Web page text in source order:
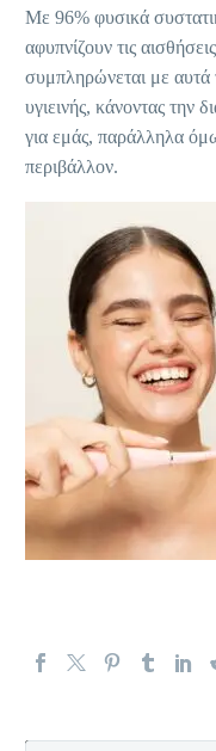
Με 96% φυσικά
αφυπνίζουν τις
συμπληρώνεται με αυτά
υγιεινής, κάνοντας την
για εμάς, παράλληλα
περιβάλλον.